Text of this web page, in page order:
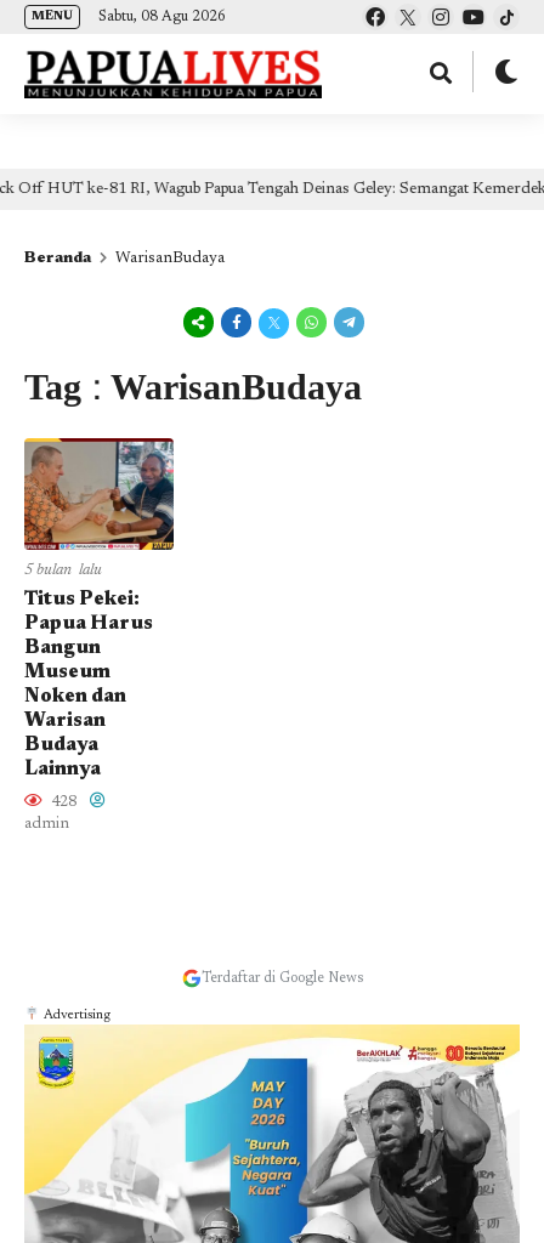
(self.SWG_BASIC = self.SWG_BASIC || []).push( basicSubscriptions => {
basicSubscriptions.init({ type: "NewsArticle", isPartOfType: ["Product"], isPartOfProductId:
MENU Sabtu, 08 Agu 2026
Wagub Papua Tengah Deinas Geley: Semangat Kemerdekaan Wujudkan
Beranda WarisanBudaya
Tag : WarisanBudaya
5 bulan lalu
Titus Pekei:
Papua Harus
Bangun
Museum
Noken dan
Warisan
Budaya
Lainnya
428
admin
Terdaftar di Google News
Advertising